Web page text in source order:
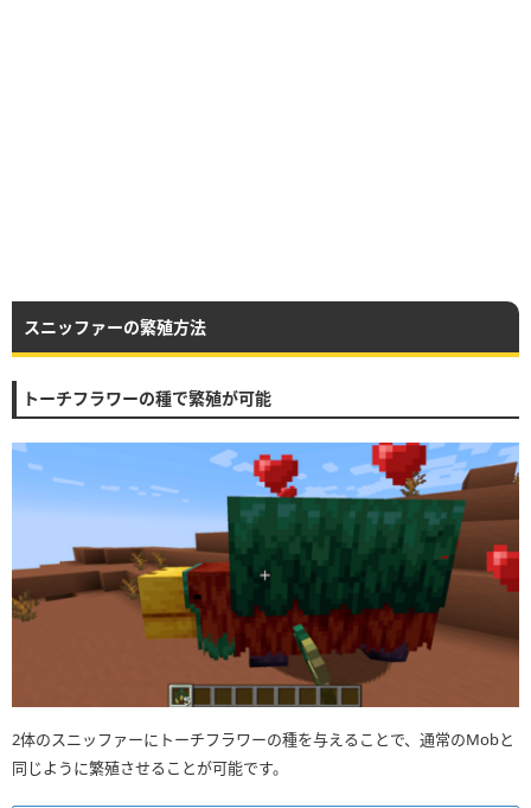
スニッファーの繁殖方法
トーチフラワーの種で繁殖が可能
2体のスニッファーにトーチフラワーの種を与えることで、通常のMobと
同じように繁殖させることが可能です。